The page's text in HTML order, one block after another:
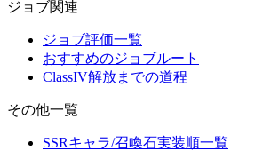
ジョブ関連
ジョブ評価一覧
おすすめのジョブルート
ClassIV解放までの道程
その他一覧
SSRキャラ/召喚石実装順一覧